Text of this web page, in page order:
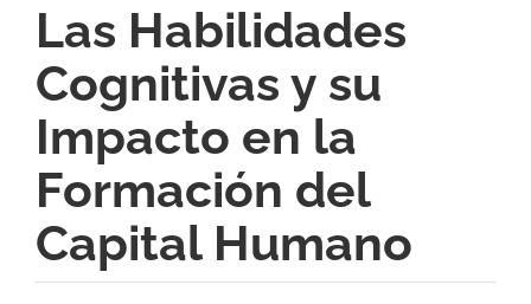
Las Habilidades
Cognitivas y su
Impacto en la
Formación del
Capital Humano